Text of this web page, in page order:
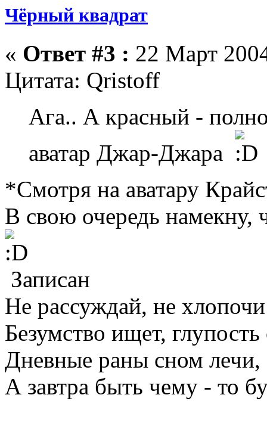
Чёрный квадрат
« Ответ #3 : 22 Март
Цитата: Qristoff
Ага.. А красный -
аватар Джар-Джара
*Смотря на аватару
В свою очередь намекну,
Записан
Не рассуждай, не
Безумство ищет, глупость
Дневные раны сном лечи,
А завтра быть чему - то